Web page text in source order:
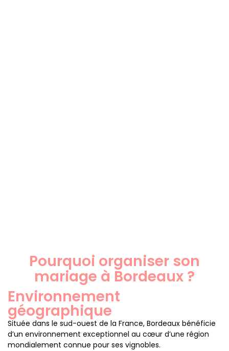
Pourquoi organiser son
mariage à Bordeaux ?
Environnement
géographique
Située dans le sud-ouest de la France, Bordeaux bénéficie
d’un environnement exceptionnel au cœur d’une région
mondialement connue pour ses vignobles.